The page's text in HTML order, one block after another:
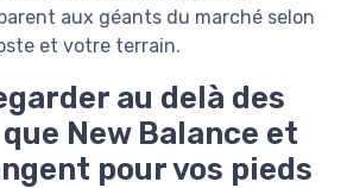
aux géants du marché selon
et votre terrain.
au delà des
New Balance et
pour vos pieds